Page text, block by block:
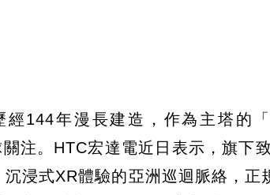
144年漫長建造，作為主塔的
注。HTC宏達電近日表示，旗下
浸式XR體驗的亞洲巡迴脈絡，正